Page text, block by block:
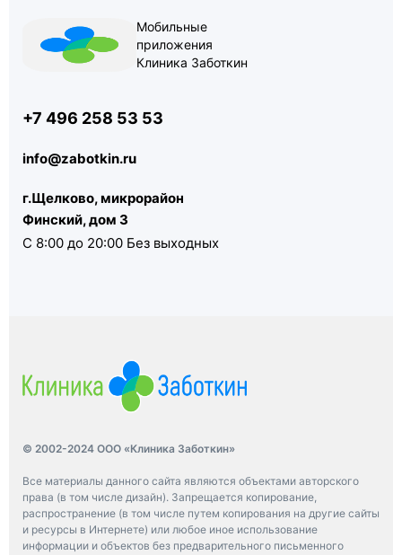
Мобильные
приложения
Клиника Заботкин
+7 496 258 53 53
info@zabotkin.ru
г.Щелково, микрорайон
Финский, дом 3
С 8:00 до 20:00 Без выходных
© 2002-2024 ООО «Клиника Заботкин»
Все материалы данного сайта являются объектами авторского
права (в том числе дизайн). Запрещается копирование,
распространение (в том числе путем копирования на другие сайты
и ресурсы в Интернете) или любое иное использование
информации и объектов без предварительного письменного